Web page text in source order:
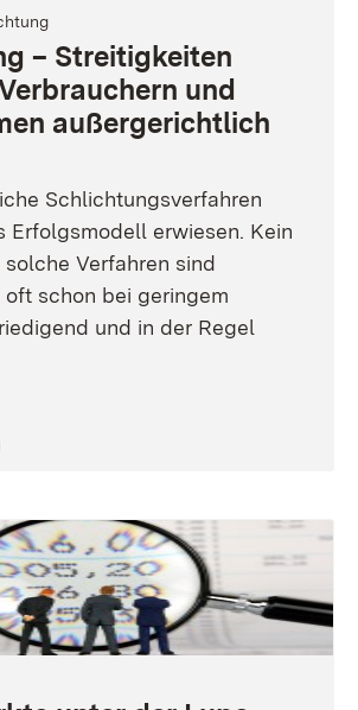
– Streitigkeiten
und
außergerichtlich
Schlichtungsverfahren
Erfolgsmodell erwiesen. Kein
Verfahren sind
oft schon bei geringem
und in der Regel